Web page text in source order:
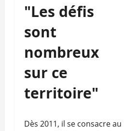
"Les défis
sont
nombreux
sur ce
territoire"
Dès 2011, il se consacre au